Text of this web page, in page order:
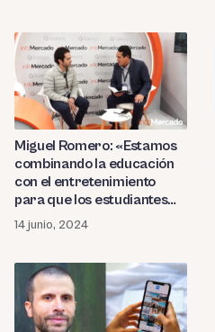
Miguel Romero: «Estamos
combinando la educación
con el entretenimiento
para que los estudiantes
terminen sus cursos»
14 junio, 2024